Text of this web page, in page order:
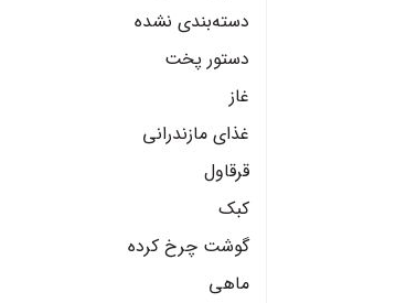
دسته‌بندی نشده
دستور پخت
غاز
غذای مازندرانی
قرقاول
کبک
گوشت چرخ کرده
ماهی